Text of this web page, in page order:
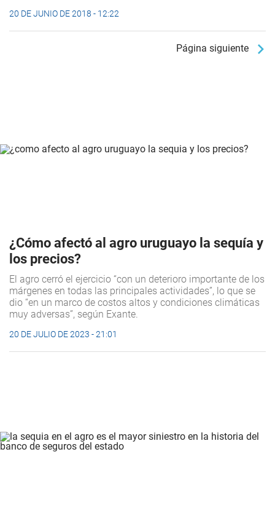
20 DE JUNIO DE 2018 - 12:22
Página siguiente
¿Cómo afectó al agro uruguayo la sequía y
los precios?
El agro cerró el ejercicio “con un deterioro importante de los
márgenes en todas las principales actividades”, lo que se
dio “en un marco de costos altos y condiciones climáticas
muy adversas”, según Exante.
20 DE JULIO DE 2023 - 21:01